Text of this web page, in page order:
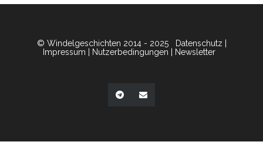
© Windelgeschichten 2014 - 2025 Datenschutz
Impressum
Nutzerbedingungen Newsletter